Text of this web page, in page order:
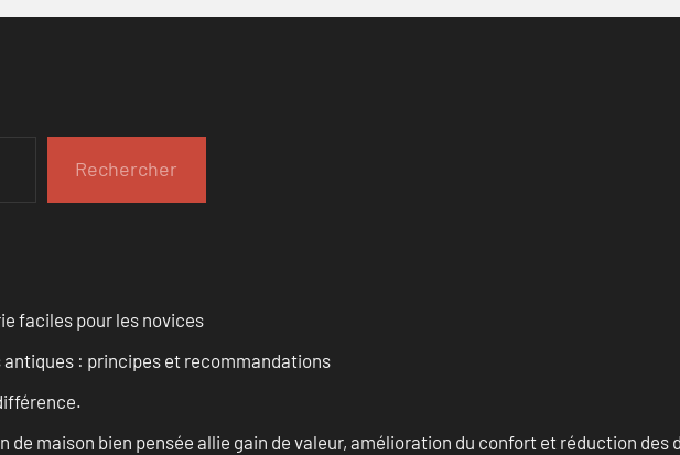
Rechercher
faciles pour les novices
antiques : principes et recommandations
de maison bien pensée allie gain de valeur, amélioration du confort et réduction des